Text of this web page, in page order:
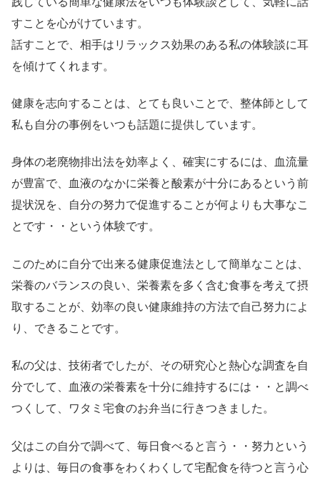
すことを心がけています。
話すことで、相手はリラックス効果のある私の体験談に耳
を傾けてくれます。
健康を志向することは、とても良いことで、整体師として
私も自分の事例をいつも話題に提供しています。
身体の老廃物排出法を効率よく、確実にするには、血流量
が豊富で、血液のなかに栄養と酸素が十分にあるという前
提状況を、自分の努力で促進することが何よりも大事なこ
とです・・という体験です。
このために自分で出来る健康促進法として簡単なことは、
栄養のバランスの良い、栄養素を多く含む食事を考えて摂
取することが、効率の良い健康維持の方法で自己努力によ
り、できることです。
私の父は、技術者でしたが、その研究心と熱心な調査を自
分でして、血液の栄養素を十分に維持するには・・と調べ
つくして、ワタミ宅食のお弁当に行きつきました。
父はこの自分で調べて、毎日食べると言う・・努力という
よりは、毎日の食事をわくわくして宅配食を待つと言う心